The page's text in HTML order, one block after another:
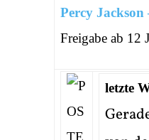
Percy
Freigabe ab
letzte